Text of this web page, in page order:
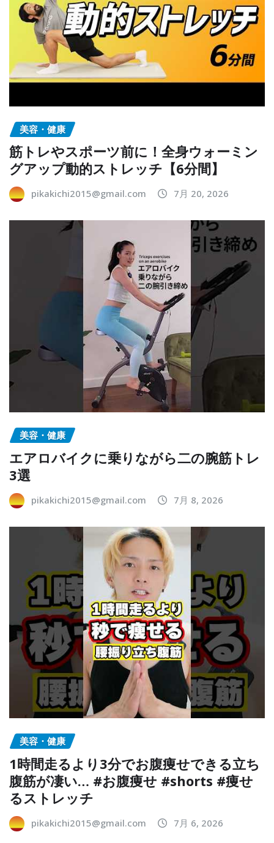
美容・健康
筋トレやスポーツ前に！全身ウォーミン
グアップ動的ストレッチ【6分間】
pikakichi2015@gmail.com 7月 20, 2026
美容・健康
エアロバイクに乗りながら二の腕筋トレ
3選
pikakichi2015@gmail.com 7月 8, 2026
美容・健康
1時間走るより3分でお腹痩せできる立ち
腹筋が凄い… #お腹痩せ #shorts #痩せ
るストレッチ
pikakichi2015@gmail.com 7月 6, 2026